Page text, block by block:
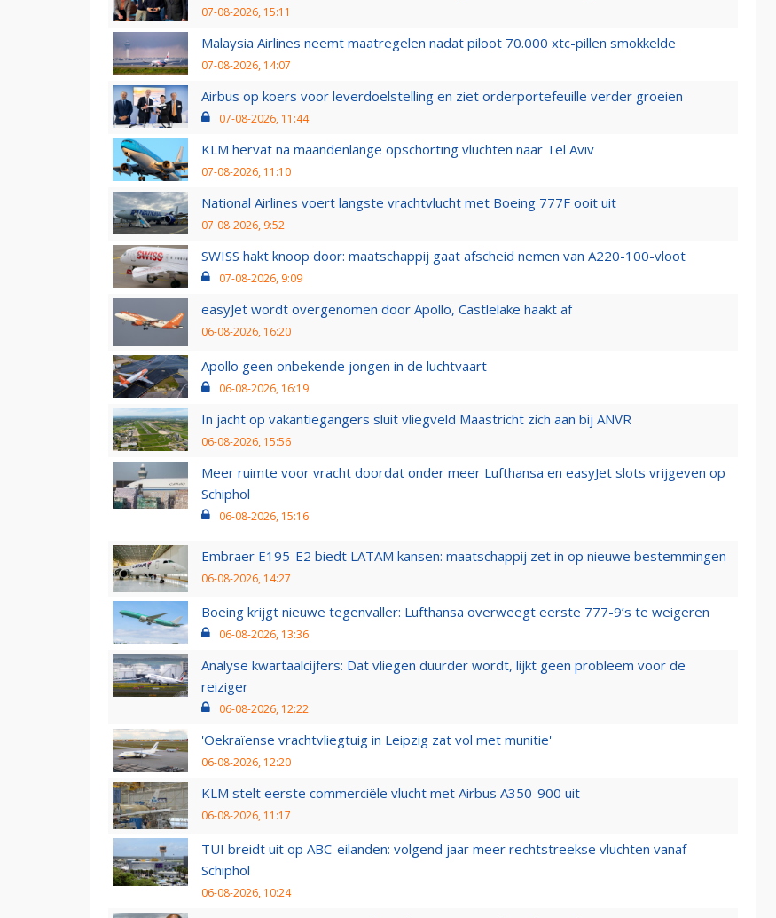
07-08-2026, 15:11
Malaysia Airlines neemt maatregelen nadat piloot 70.000 xtc-pillen smokkelde
07-08-2026, 14:07
Airbus op koers voor leverdoelstelling en ziet orderportefeuille verder groeien
07-08-2026, 11:44
KLM hervat na maandenlange opschorting vluchten naar Tel Aviv
07-08-2026, 11:10
National Airlines voert langste vrachtvlucht met Boeing 777F ooit uit
07-08-2026, 9:52
SWISS hakt knoop door: maatschappij gaat afscheid nemen van A220-100-vloot
07-08-2026, 9:09
easyJet wordt overgenomen door Apollo, Castlelake haakt af
06-08-2026, 16:20
Apollo geen onbekende jongen in de luchtvaart
06-08-2026, 16:19
In jacht op vakantiegangers sluit vliegveld Maastricht zich aan bij ANVR
06-08-2026, 15:56
Meer ruimte voor vracht doordat onder meer Lufthansa en easyJet slots vrijgeven op
Schiphol
06-08-2026, 15:16
Embraer E195-E2 biedt LATAM kansen: maatschappij zet in op nieuwe bestemmingen
06-08-2026, 14:27
Boeing krijgt nieuwe tegenvaller: Lufthansa overweegt eerste 777-9’s te weigeren
06-08-2026, 13:36
Analyse kwartaalcijfers: Dat vliegen duurder wordt, lijkt geen probleem voor de
reiziger
06-08-2026, 12:22
'Oekraïense vrachtvliegtuig in Leipzig zat vol met munitie'
06-08-2026, 12:20
KLM stelt eerste commerciële vlucht met Airbus A350-900 uit
06-08-2026, 11:17
TUI breidt uit op ABC-eilanden: volgend jaar meer rechtstreekse vluchten vanaf
Schiphol
06-08-2026, 10:24